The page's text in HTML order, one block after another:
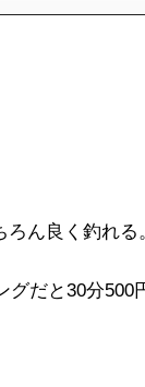
ん良く釣れる
だと30分